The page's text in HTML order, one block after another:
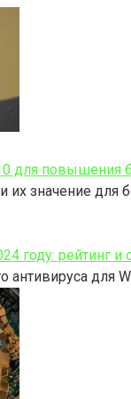
для повышения
значение для
году: рейтинг и
антивируса для